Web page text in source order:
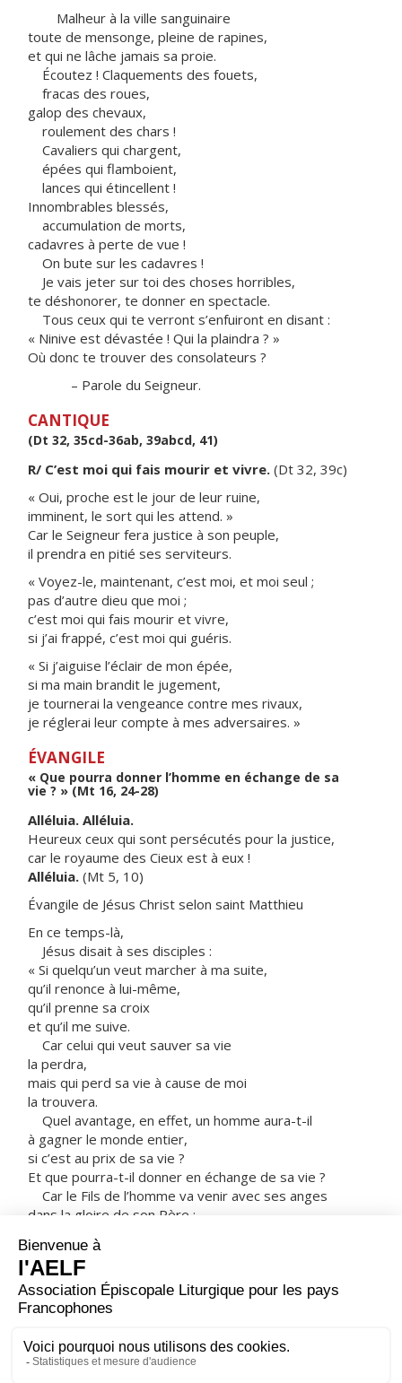
Malheur à la ville sanguinaire
toute de mensonge, pleine de rapines,
et qui ne lâche jamais sa proie.
Écoutez ! Claquements des fouets,
fracas des roues,
galop des chevaux,
roulement des chars !
Cavaliers qui chargent,
épées qui flamboient,
lances qui étincellent !
Innombrables blessés,
accumulation de morts,
cadavres à perte de vue !
On bute sur les cadavres !
Je vais jeter sur toi des choses horribles,
te déshonorer, te donner en spectacle.
Tous ceux qui te verront s’enfuiront en disant :
« Ninive est dévastée ! Qui la plaindra ? »
Où donc te trouver des consolateurs ?
– Parole du Seigneur.
CANTIQUE
(Dt 32, 35cd-36ab, 39abcd, 41)
R/ C’est moi qui fais mourir et vivre. (Dt 32, 39c)
« Oui, proche est le jour de leur ruine,
imminent, le sort qui les attend. »
Car le Seigneur fera justice à son peuple,
il prendra en pitié ses serviteurs.
« Voyez-le, maintenant, c’est moi, et moi seul ;
pas d’autre dieu que moi ;
c’est moi qui fais mourir et vivre,
si j’ai frappé, c’est moi qui guéris.
« Si j’aiguise l’éclair de mon épée,
si ma main brandit le jugement,
je tournerai la vengeance contre mes rivaux,
je réglerai leur compte à mes adversaires. »
ÉVANGILE
« Que pourra donner l’homme en échange de sa
vie ? » (Mt 16, 24-28)
Alléluia. Alléluia.
Heureux ceux qui sont persécutés pour la justice,
car le royaume des Cieux est à eux !
Alléluia. (Mt 5, 10)
Évangile de Jésus Christ selon saint Matthieu
En ce temps-là,
Jésus disait à ses disciples :
« Si quelqu’un veut marcher à ma suite,
qu’il renonce à lui-même,
qu’il prenne sa croix
et qu’il me suive.
Car celui qui veut sauver sa vie
la perdra,
mais qui perd sa vie à cause de moi
la trouvera.
Quel avantage, en effet, un homme aura-t-il
à gagner le monde entier,
si c’est au prix de sa vie ?
Et que pourra-t-il donner en échange de sa vie ?
Car le Fils de l’homme va venir avec ses anges
dans la gloire de son Père ;
Amen, je vous le dis :
parmi ceux qui sont ici,
certains ne connaîtront pas la mort
avant d’avoir vu le Fils de l’homme
venir dans son Règne. »
– Acclamons la Parole de Dieu.